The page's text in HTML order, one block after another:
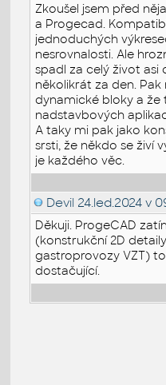
Zkoušel jsem před
a Progecad.
jednoduchých
nesrovnalosti. Ale
spadl za celý život asi
několikrát za den.
dynamické bloky a
nadstavbových
A taky mi pak jako
srsti, že někdo se živí
je každého věc.
Devil 24.led.2024 v
Děkuji. ProgeCAD
(konstrukční 2D
gastroprovozy VZT)
dostačující.